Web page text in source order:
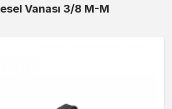
Vanası 3/8 M-M